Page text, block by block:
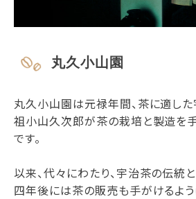
丸久小山園
丸久小山園は元禄年間、茶に適し
祖小山久次郎が茶の栽培と製造を
です。
以来、代々にわたり、宇治茶の伝統
四年後には茶の販売も手がけるよう